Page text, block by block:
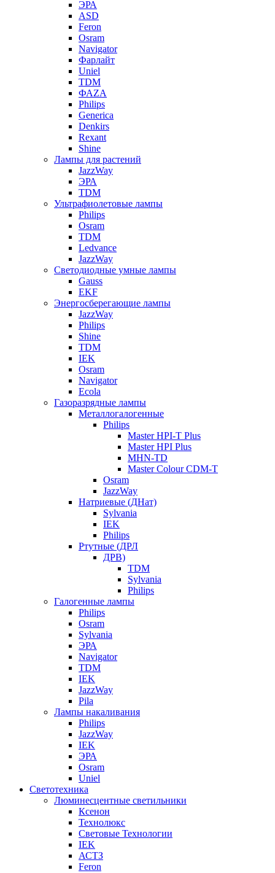
ЭРА
ASD
Feron
Osram
Navigator
Фарлайт
Uniel
TDM
ФАZА
Philips
Generica
Denkirs
Rexant
Shine
Лампы для растений
JazzWay
ЭРА
TDM
Ультрафиолетовые лампы
Philips
Osram
TDM
Ledvance
JazzWay
Светодиодные умные лампы
Gauss
EKF
Энергосберегающие лампы
JazzWay
Philips
Shine
TDM
IEK
Osram
Navigator
Ecola
Газоразрядные лампы
Металлогалогенные
Philips
Master HPI-T Plus
Master HPI Plus
MHN-TD
Master Colour CDM-T
Osram
JazzWay
Натриевые (ДНат)
Sylvania
IEK
Philips
Ртутные (ДРЛ
ДРВ)
TDM
Sylvania
Philips
Галогенные лампы
Philips
Osram
Sylvania
ЭРА
Navigator
TDM
IEK
JazzWay
Pila
Лампы накаливания
Philips
JazzWay
IEK
ЭРА
Osram
Uniel
Светотехника
Люминесцентные светильники
Ксенон
Технолюкс
Световые Технологии
IEK
АСТЗ
Feron